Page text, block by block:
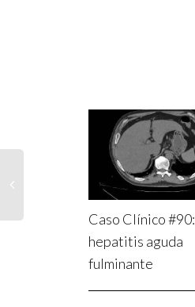
Caso Clínico #90:
hepatitis aguda
fulminante